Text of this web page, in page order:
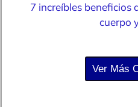
7 increíbles beneficios
cuerpo
Ver Más